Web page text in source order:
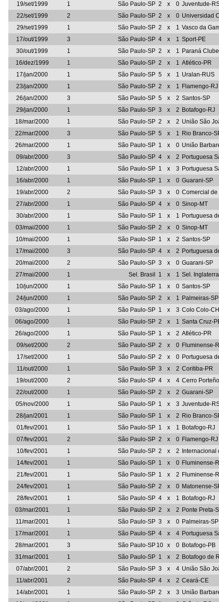
19/set/1999
1 São Paulo-SP 2 x 0 Juventude-
22/set/1999
2 São Paulo-SP 2 x 0 Universidad
29/set/1999
1 São Paulo-SP 2 x 1 Vasco da
17/out/1999
3 São Paulo-SP 4 x 1 Sport-PE
30/out/1999
1 São Paulo-SP 2 x 1 Paraná
16/dez/1999
1 São Paulo-SP 2 x 1 Atlético-PR
17/jan/2000
1 São Paulo-SP 5 x 1 Uralan-RUS
23/jan/2000
1 São Paulo-SP 2 x 1 Flamengo-RJ
26/jan/2000
3 São Paulo-SP 5 x 2 Santos-SP
29/jan/2000
1 São Paulo-SP 3 x 2 Botafogo-RJ
18/mar/2000
1 São Paulo-SP 2 x 2 União São
22/mar/2000
3 São Paulo-SP 5 x 1 Rio Branco-
26/mar/2000
1 São Paulo-SP 1 x 0 União
09/abr/2000
3 São Paulo-SP 4 x 2 Portuguesa
12/abr/2000
1 São Paulo-SP 1 x 3 Portuguesa
16/abr/2000
1 São Paulo-SP 1 x 0 Guarani-SP
19/abr/2000
2 São Paulo-SP 3 x 0 Comercial
27/abr/2000
1 São Paulo-SP 4 x 0 Sinop-MT
30/abr/2000
1 São Paulo-SP 1 x 1 Portuguesa
03/mai/2000
1 São Paulo-SP 2 x 0 Sinop-MT
10/mai/2000
1 São Paulo-SP 1 x 2 Santos-SP
17/mai/2000
3 São Paulo-SP 4 x 2 Portuguesa
20/mai/2000
2 São Paulo-SP 3 x 0 Guarani-SP
27/mai/2000
1 Sel. Brasil 1 x 1 Sel. Inglaterra
10/jun/2000
1 São Paulo-SP 1 x 0 Santos-SP
24/jun/2000
1 São Paulo-SP 2 x 1 Palmeiras-SP
03/ago/2000
1 São Paulo-SP 1 x 3 Colo Colo-
06/ago/2000
1 São Paulo-SP 2 x 1 Santa Cruz-
26/ago/2000
1 São Paulo-SP 1 x 2 Atlético-PR
09/set/2000
2 São Paulo-SP 2 x 0 Fluminense-
17/set/2000
1 São Paulo-SP 2 x 0 Portuguesa
11/out/2000
1 São Paulo-SP 3 x 2 Coritiba-PR
19/out/2000
2 São Paulo-SP 4 x 4 Cerro
22/out/2000
1 São Paulo-SP 2 x 2 Guarani-SP
05/nov/2000
1 São Paulo-SP 1 x 3 Juventude-
28/jan/2001
1 São Paulo-SP 1 x 2 Rio Branco-
01/fev/2001
1 São Paulo-SP 1 x 1 Botafogo-RJ
07/fev/2001
2 São Paulo-SP 2 x 0 Flamengo-RJ
10/fev/2001
1 São Paulo-SP 2 x 2
Internacional
14/fev/2001
1 São Paulo-SP 1 x 0 Fluminense-
21/fev/2001
1 São Paulo-SP 1 x 2 Fluminense-
24/fev/2001
1 São Paulo-SP 2 x 0 Matonense-
28/fev/2001
1 São Paulo-SP 4 x 1 Botafogo-RJ
03/mar/2001
1 São Paulo-SP 2 x 2 Ponte Preta-
11/mar/2001
1 São Paulo-SP 3 x 0 Palmeiras-SP
17/mar/2001
1 São Paulo-SP 4 x 4 Portuguesa
28/mar/2001
3 São Paulo-SP 10 x 0 Botafogo-PB
31/mar/2001
1 São Paulo-SP 1 x 2 Botafogo de
07/abr/2001
2 São Paulo-SP 3 x 4 União São
11/abr/2001
2 São Paulo-SP 4 x 2 Ceará-CE
14/abr/2001
1 São Paulo-SP 2 x 3 União